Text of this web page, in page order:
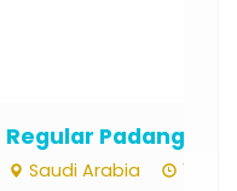
13 Hari Jul...
12 Hari